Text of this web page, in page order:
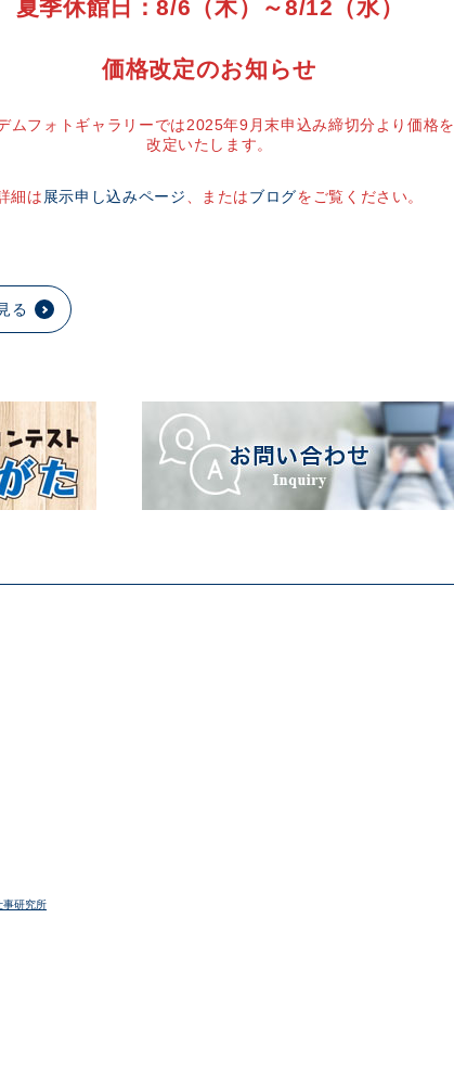
夏季休館日：8/6（木）～8/12（水）
価格改定のお知らせ
ムフォトギャラリーでは2025年9月末申込み締切分より価格を
改定いたします。
細は 展示申し込みページ 、またはブログをご覧ください。
る
事研究所